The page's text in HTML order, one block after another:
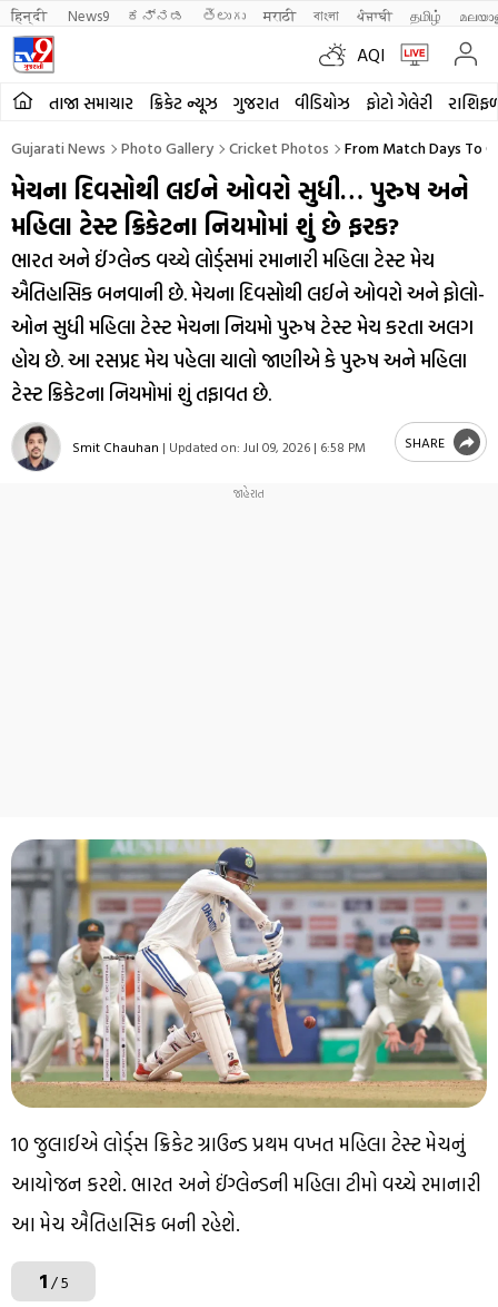
हिन्दी News9 ಕನ್ನಡ తెలుగు मराठी বাংলা ਪੰਜਾਬੀ தமிழ்
AQI
તાજા સમાચાર ક્રિકેટ ન્યૂઝ ગુજરાત વીડિયોઝ ફોટો ગેલેરી
Gujarati News Photo Gallery Cricket Photos From Match Days To
મેચના દિવસોથી લઈને ઓવરો સુધી… પુરુષ અને
મહિલા ટેસ્ટ ક્રિકેટના નિયમોમાં શું છે ફરક?
ભારત અને ઈંગ્લેન્ડ વચ્ચે લોર્ડ્સમાં રમાનારી મહિલા ટેસ્ટ મેચ
ઐતિહાસિક બનવાની છે. મેચના દિવસોથી લઈને ઓવરો અને ફોલો-
ઓન સુધી મહિલા ટેસ્ટ મેચના નિયમો પુરુષ ટેસ્ટ મેચ કરતા અલગ
હોય છે. આ રસપ્રદ મેચ પહેલા ચાલો જાણીએ કે પુરુષ અને મહિલા
ટેસ્ટ ક્રિકેટના નિયમોમાં શું તફાવત છે.
Smit Chauhan | Updated on: Jul 09, 2026 | 6:58 PM SHARE
10 જુલાઈએ લોર્ડ્સ ક્રિકેટ ગ્રાઉન્ડ પ્રથમ વખત મહિલા ટેસ્ટ મેચનું
આયોજન કરશે. ભારત અને ઈંગ્લેન્ડની મહિલા ટીમો વચ્ચે રમાનારી
આ મેચ ઐતિહાસિક બની રહેશે.
1/ 5